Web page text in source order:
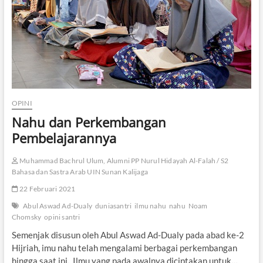
h
U
l
a
m
h
a
r
i
L
u
u
OPINI
Nahu dan Perkembangan
Pembelajarannya
Muhammad Bachrul Ulum, Alumni PP Nurul Hidayah Al-Falah / S2
Bahasa dan Sastra Arab UIN Sunan Kalijaga
22 Februari 2021
Abul Aswad Ad-Dualy duniasantri ilmu nahu nahu Noam
Chomsky opini santri
Semenjak disusun oleh Abul Aswad Ad-Dualy pada abad ke-2
Hijriah, imu nahu telah mengalami berbagai perkembangan
hingga saat ini. Ilmu yang pada awalnya diciptakan untuk…